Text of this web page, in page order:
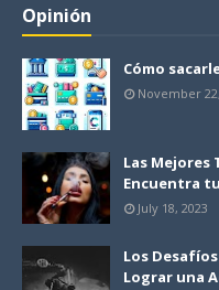
Opinión
Cómo
November
Las Mejores
Encuentra
July 18, 2023
Los
Lograr una